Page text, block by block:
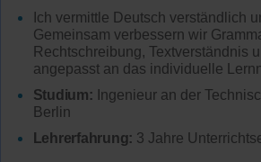
Ich vermittle Deutsch verständlich
Gemeinsam verbessern wir
Rechtschreibung, Textverständnis
angepasst an das individuelle
Studium: Ingenieur an der
Berlin
Lehrerfahrung: 3 Jahre